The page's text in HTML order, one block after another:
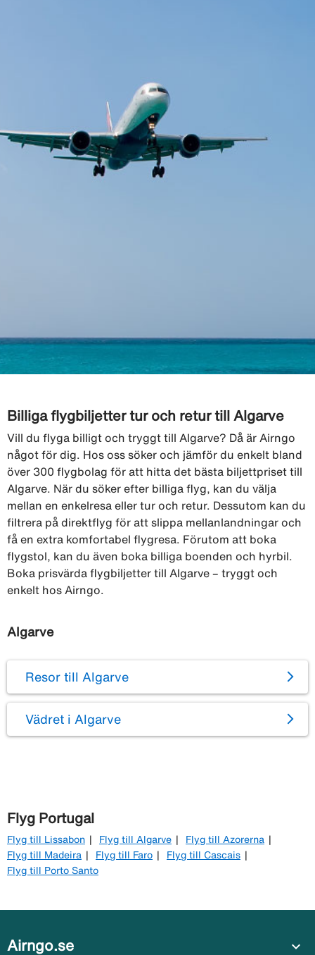
Billiga flygbiljetter tur och retur till Algarve
Vill du flyga billigt och tryggt till Algarve? Då är Airngo
något för dig. Hos oss söker och jämför du enkelt bland
över 300 flygbolag för att hitta det bästa biljettpriset till
Algarve. När du söker efter billiga flyg, kan du välja
mellan en enkelresa eller tur och retur. Dessutom kan du
filtrera på direktflyg för att slippa mellanlandningar och
få en extra komfortabel flygresa. Förutom att boka
flygstol, kan du även boka billiga boenden och hyrbil.
Boka prisvärda flygbiljetter till Algarve – tryggt och
enkelt hos Airngo.
Algarve
Resor till Algarve
Vädret i Algarve
Flyg Portugal
Flyg till Lissabon Flyg till Algarve
Flyg till Azorerna
Flyg till Madeira
Flyg till Faro
Flyg till Cascais
Flyg till Porto Santo
Airngo.se expand_more